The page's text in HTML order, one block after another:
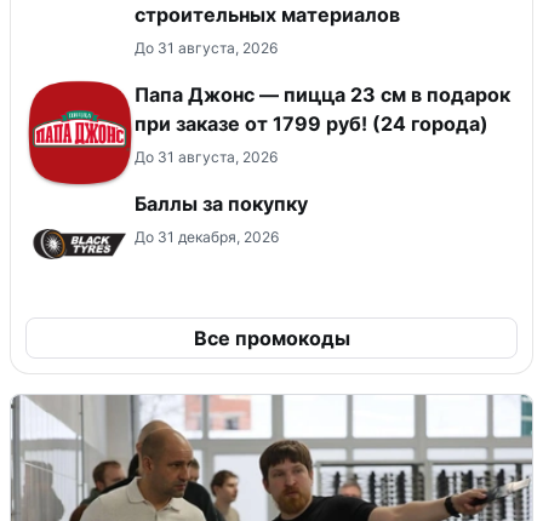
строительных материалов
До 31 августа, 2026
Папа Джонс — пицца 23 см в подарок
при заказе от 1799 руб! (24 города)
До 31 августа, 2026
Баллы за покупку
До 31 декабря, 2026
Все промокоды